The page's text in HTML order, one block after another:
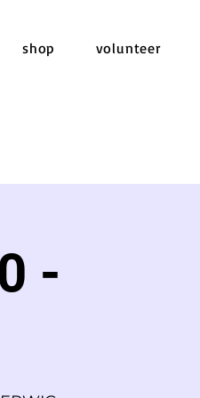
shop volunteer
-